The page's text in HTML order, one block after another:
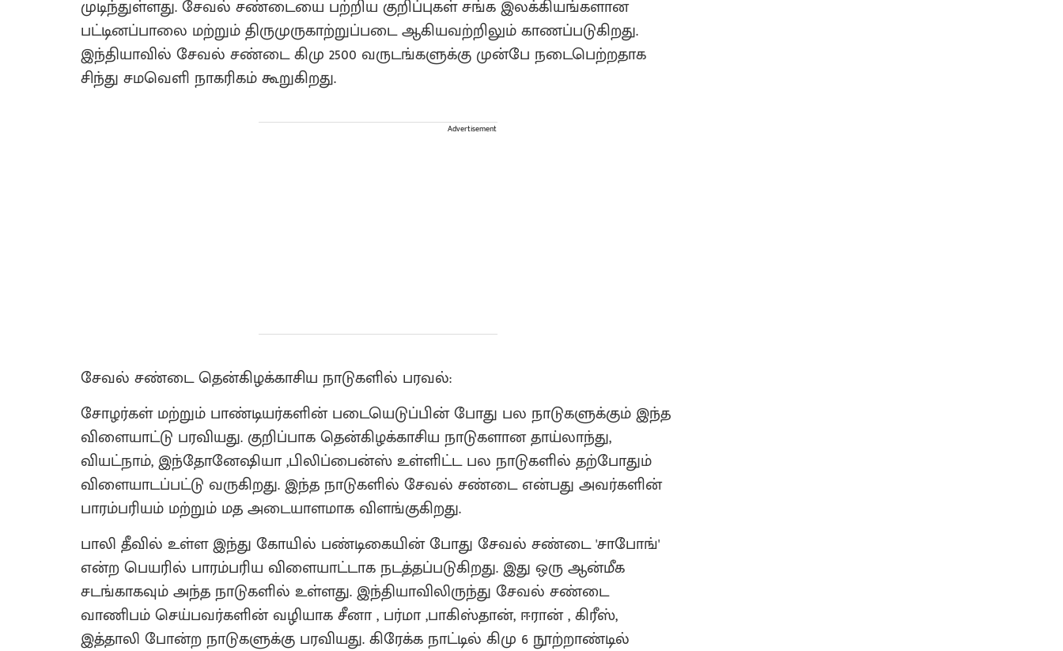
முடிந்துள்ளது. சேவல் சண்டையை பற்றிய குறிப்புகள் சங்க இலக்கியங்களான
பட்டினப்பாலை மற்றும் திருமுருகாற்றுப்படை ஆகியவற்றிலும் காணப்படுகிறது.
இந்தியாவில் சேவல் சண்டை கிமு 2500 வருடங்களுக்கு முன்பே நடைபெற்றதாக
சிந்து சமவெளி நாகரிகம் கூறுகிறது.
Advertisement
சேவல் சண்டை தென்கிழக்காசிய நாடுகளில் பரவல்:
சோழர்கள் மற்றும் பாண்டியர்களின் படையெடுப்பின் போது பல நாடுகளுக்கும் இந்த
விளையாட்டு பரவியது. குறிப்பாக தென்கிழக்காசிய நாடுகளான தாய்லாந்து,
வியட்நாம், இந்தோனேஷியா ,பிலிப்பைன்ஸ் உள்ளிட்ட பல நாடுகளில் தற்போதும்
விளையாடப்பட்டு வருகிறது. இந்த நாடுகளில் சேவல் சண்டை என்பது அவர்களின்
பாரம்பரியம் மற்றும் மத அடையாளமாக விளங்குகிறது.
பாலி தீவில் உள்ள இந்து கோயில் பண்டிகையின் போது சேவல் சண்டை 'சாபோங்'
என்ற பெயரில் பாரம்பரிய விளையாட்டாக நடத்தப்படுகிறது. இது ஒரு ஆன்மீக
சடங்காகவும் அந்த நாடுகளில் உள்ளது. இந்தியாவிலிருந்து சேவல் சண்டை
வாணிபம் செய்பவர்களின் வழியாக சீனா , பர்மா ,பாகிஸ்தான், ஈரான் , கிரீஸ்,
இத்தாலி போன்ற நாடுகளுக்கு பரவியது. கிரேக்க நாட்டில் கிமு 6 நூற்றாண்டில்